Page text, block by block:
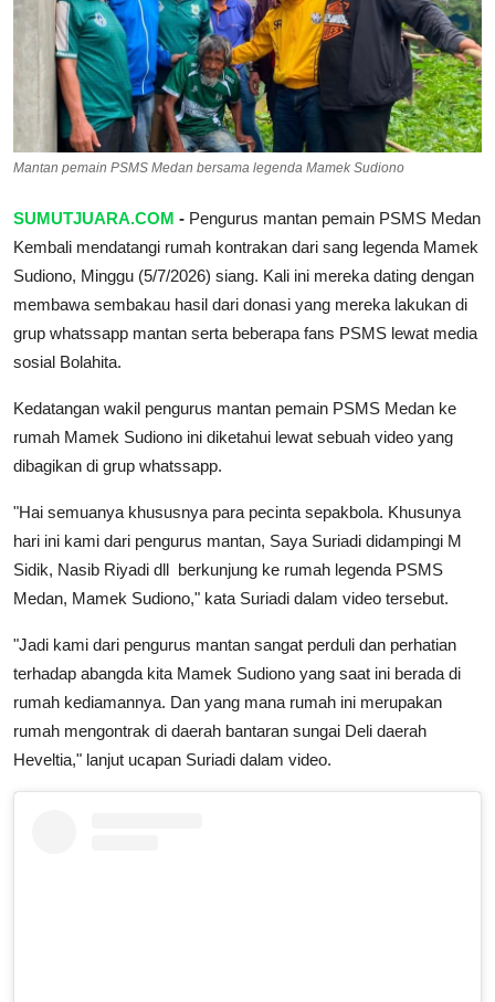
Pedoman Media Siber
SPORTAIMENT
SOSOK
HIBURAN
Mantan pemain PSMS Medan bersama legenda Mamek Sudiono
SUMUTJUARA.COM - Pengurus mantan pemain PSMS Medan
Kembali mendatangi rumah kontrakan dari sang legenda Mamek
Sudiono, Minggu (5/7/2026) siang. Kali ini mereka dating dengan
membawa sembakau hasil dari donasi yang mereka lakukan di
grup whatssapp mantan serta beberapa fans PSMS lewat media
sosial Bolahita.
Kedatangan wakil pengurus mantan pemain PSMS Medan ke
rumah Mamek Sudiono ini diketahui lewat sebuah video yang
dibagikan di grup whatssapp.
"Hai semuanya khususnya para pecinta sepakbola. Khusunya
hari ini kami dari pengurus mantan, Saya Suriadi didampingi M
Sidik, Nasib Riyadi dll berkunjung ke rumah legenda PSMS
Medan, Mamek Sudiono," kata Suriadi dalam video tersebut.
"Jadi kami dari pengurus mantan sangat perduli dan perhatian
terhadap abangda kita Mamek Sudiono yang saat ini berada di
rumah kediamannya. Dan yang mana rumah ini merupakan
rumah mengontrak di daerah bantaran sungai Deli daerah
Heveltia," lanjut ucapan Suriadi dalam video.